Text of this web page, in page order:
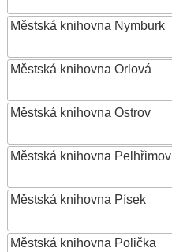
Městská knihovna Nymburk
Městská knihovna Orlová
Městská knihovna Ostrov
Městská knihovna Pelhřimov
Městská knihovna Písek
Městská knihovna Polička